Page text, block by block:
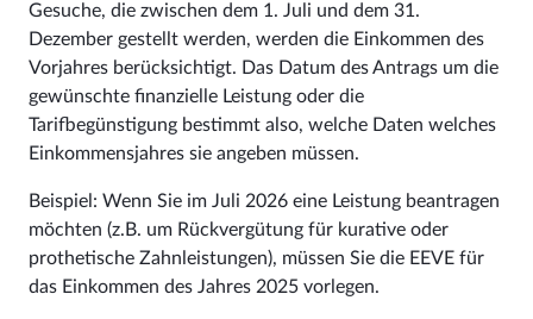
Gesuche, die zwischen dem 1. Juli und dem 31.
Dezember gestellt werden, werden die Einkommen des
Vorjahres berücksichtigt. Das Datum des Antrags um die
gewünschte finanzielle Leistung oder die
Tarifbegünstigung bestimmt also, welche Daten welches
Einkommensjahres sie angeben müssen.
Beispiel: Wenn Sie im Juli 2026 eine Leistung beantragen
möchten (z.B. um Rückvergütung für kurative oder
prothetische Zahnleistungen), müssen Sie die EEVE für
das Einkommen des Jahres 2025 vorlegen.